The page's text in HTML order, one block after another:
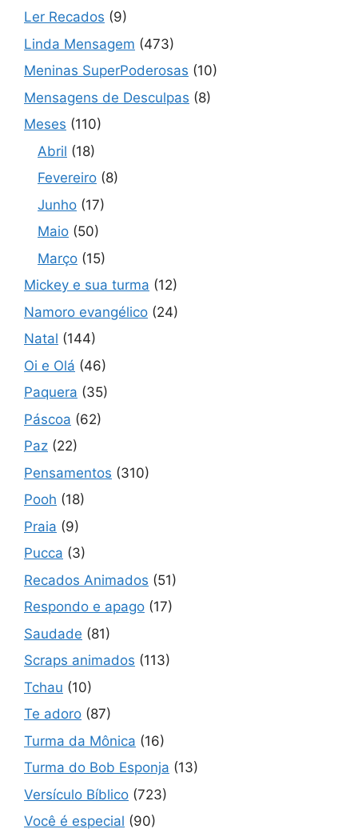
Ler Recados (9)
Linda Mensagem (473)
Meninas SuperPoderosas (10)
Mensagens de Desculpas (8)
Meses (110)
Abril (18)
Fevereiro (8)
Junho (17)
Maio (50)
Março (15)
Mickey e sua turma (12)
Namoro evangélico (24)
Natal (144)
Oi e Olá (46)
Paquera (35)
Páscoa (62)
Paz (22)
Pensamentos (310)
Pooh (18)
Praia (9)
Pucca (3)
Recados Animados (51)
Respondo e apago (17)
Saudade (81)
Scraps animados (113)
Tchau (10)
Te adoro (87)
Turma da Mônica (16)
Turma do Bob Esponja (13)
Versículo Bíblico (723)
Você é especial (90)